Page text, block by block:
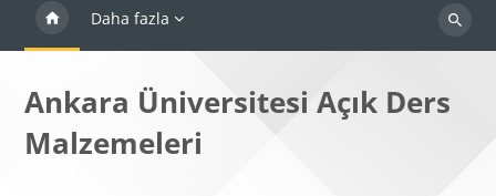
Daha fazla
Dersleri
Ankara Üniversitesi Açık Ders
Malzemeleri